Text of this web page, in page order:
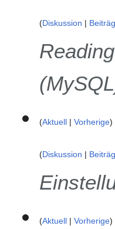
Diskussion
6
b
Aktuell Vorherige
Diskussion
5
Aktuell Vorherige